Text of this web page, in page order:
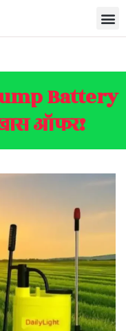
Battery
खास ऑफर!